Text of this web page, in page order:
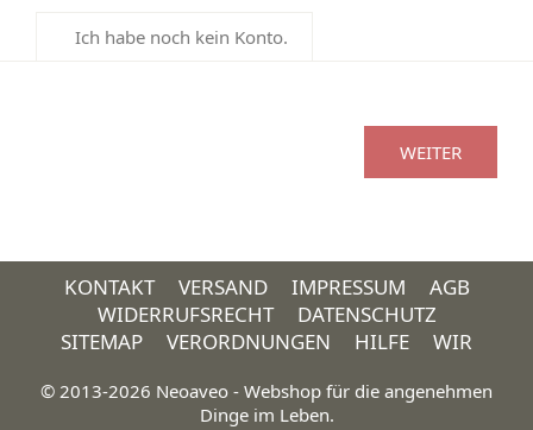
Ich habe noch kein Konto.
KONTAKT VERSAND IMPRESSUM
AGB
WIDERRUFSRECHT
DATENSCHUTZ
SITEMAP
VERORDNUNGEN HILFE WIR
© 2013-2026 Neoaveo - Webshop für die angenehmen
Dinge im Leben.